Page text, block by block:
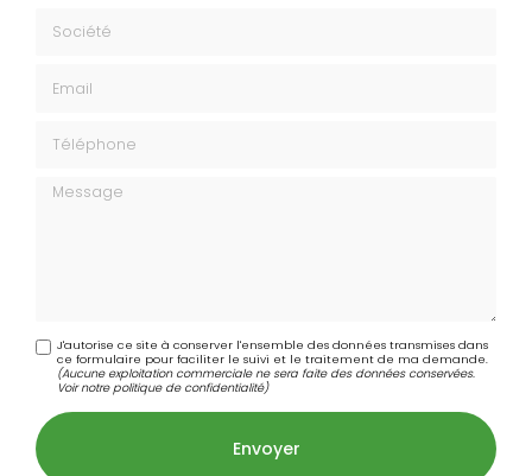
Message
J'autorise ce site à conserver l'ensemble des données transmises dans
ce formulaire pour faciliter le suivi et le traitement de ma demande.
(Aucune exploitation commerciale ne sera faite des données conservées.
Voir notrepolitique de confidentialité)